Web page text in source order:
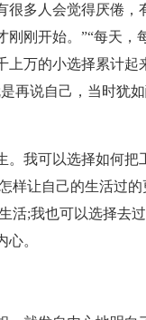
很多人会觉得厌倦
刚开始。”“每天
万的小选择累计
再说自己，当时犹
。我可以选择如何
样让自己的生活过
活;我也可以选择去
。